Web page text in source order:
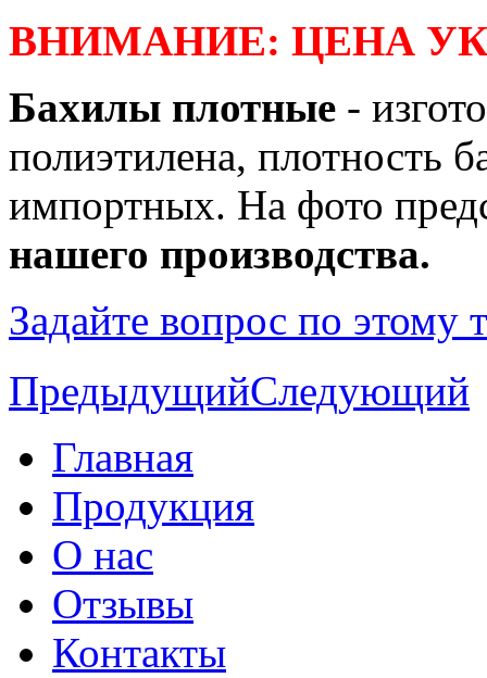
ВНИМАНИЕ: ЦЕНА
Бахилы плотные -
полиэтилена, плотность
импортных. На фото
нашего производства.
Задайте вопрос по этому
ПредыдущийСледующий
Главная
Продукция
О нас
Отзывы
Контакты